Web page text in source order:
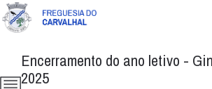
Encerramento do ano letivo -
2025